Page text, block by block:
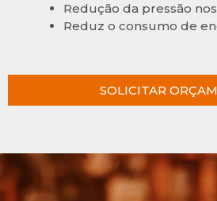
Redução da pressão
Reduz o consumo de
SOLICITAR